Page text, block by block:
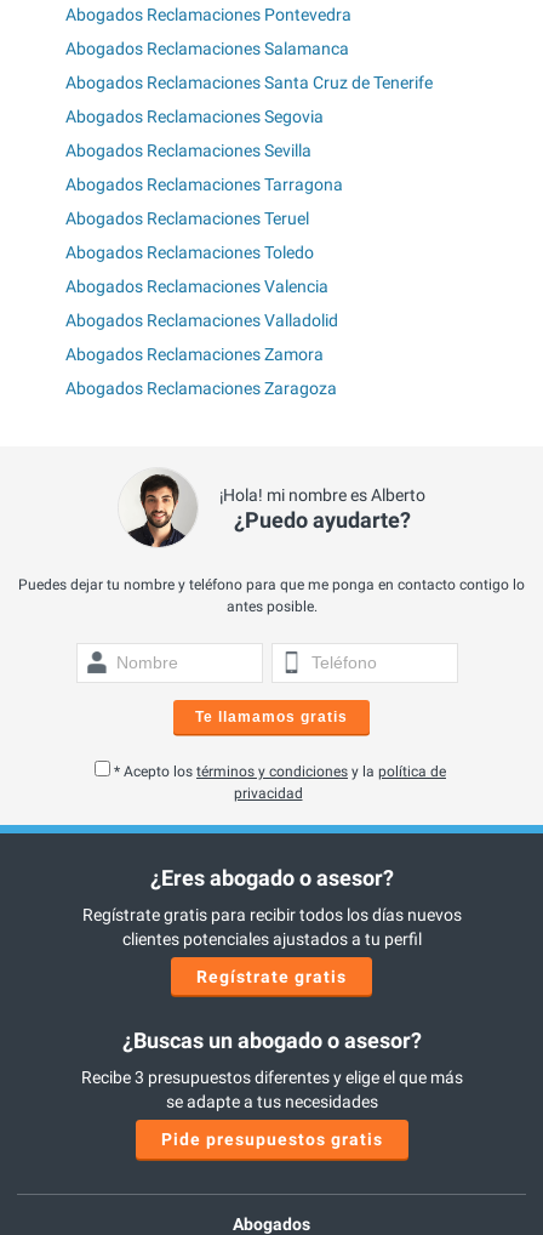
Abogados Reclamaciones Pontevedra
Abogados Reclamaciones Salamanca
Abogados Reclamaciones Santa Cruz de Tenerife
Abogados Reclamaciones Segovia
Abogados Reclamaciones Sevilla
Abogados Reclamaciones Tarragona
Abogados Reclamaciones Teruel
Abogados Reclamaciones Toledo
Abogados Reclamaciones Valencia
Abogados Reclamaciones Valladolid
Abogados Reclamaciones Zamora
Abogados Reclamaciones Zaragoza
¡Hola! mi nombre es Alberto
¿Puedo ayudarte?
Puedes dejar tu nombre y teléfono para que me ponga en contacto contigo lo
antes posible.
Te llamamos gratis
* Acepto los términos y condiciones y la política de
privacidad
¿Eres abogado o asesor?
Regístrate gratis para recibir todos los días nuevos
clientes potenciales ajustados a tu perfil
Regístrate gratis
¿Buscas un abogado o asesor?
Recibe 3 presupuestos diferentes y elige el que más
se adapte a tus necesidades
Pide presupuestos gratis
Abogados